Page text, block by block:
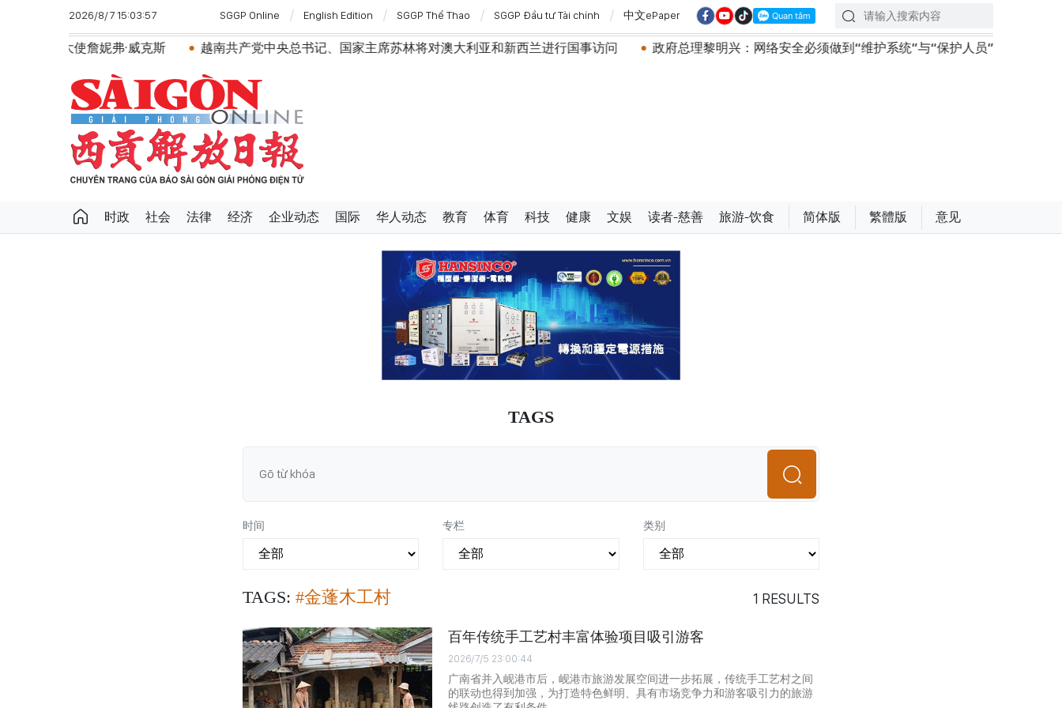
2026/8/7 15:03:57 SGGP Online English Edition SGGP Thể Thao SGGP Đầu tư Tài chính 中文ePaper
越南大使詹妮弗·威克斯 越南共产党中央总书记、国家主席苏林将对澳大利亚和新西兰进行国事访问 政府总理黎明兴：网络安全必须做到“维护系统”与“保护人员”紧密结合
时政 社会 法律 经济 企业动态 国际 华人动态 教育 体育 科技 健康 文娱 读者-慈善 旅游-饮食 简体版 繁體版 意见
TAGS
时间 专栏 类别
TAGS: #金蓬木工村 1 RESULTS
百年传统手工艺村丰富体验项目吸引游客
2026/7/5 23:00:44
广南省并入岘港市后，岘港市旅游发展空间进一步拓展，传统手工艺村之间
的联动也得到加强，为打造特色鲜明、具有市场竞争力和游客吸引力的旅游